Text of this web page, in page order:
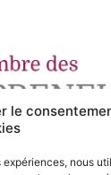
le
expériences, nous